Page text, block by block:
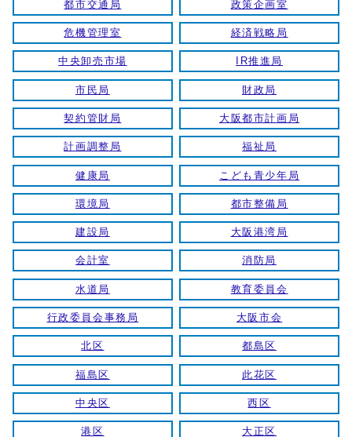
都市交通局 政策企画室
危機管理室 経済戦略局
中央卸売市場 IR推進局
市民局 財政局
契約管財局 大阪都市計画局
計画調整局 福祉局
健康局 こども青少年局
環境局 都市整備局
建設局 大阪港湾局
会計室 消防局
水道局 教育委員会
行政委員会事務局 大阪市会
北区 都島区
福島区 此花区
中央区 西区
港区 大正区